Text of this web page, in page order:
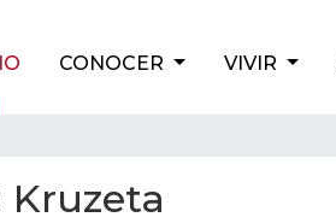
CONOCER VIVIR
Kruzeta